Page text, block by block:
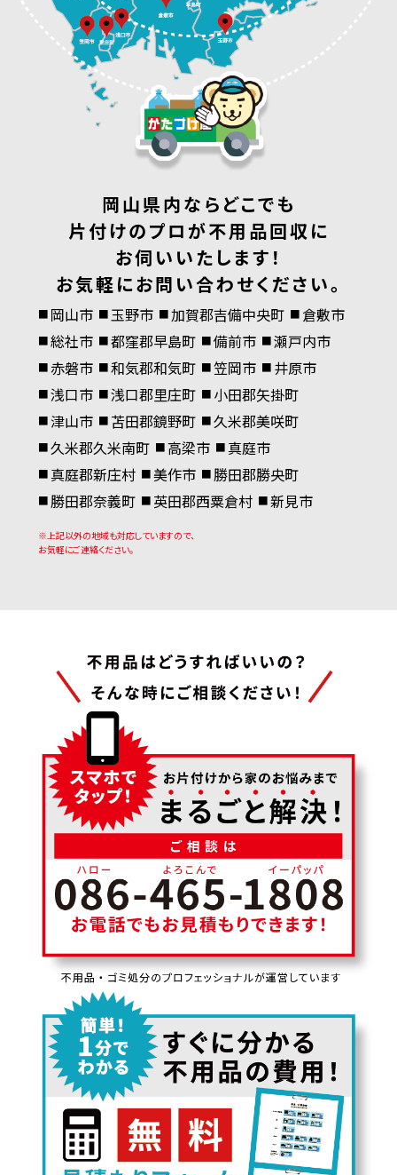
岡山県内ならどこでも
片付けのプロが不用品回収に
お伺いいたします！
お気軽にお問い合わせください。
岡⼭市 ⽟野市 加賀郡吉備中央町
倉敷市
総社市
都窪郡早島町 備前市
瀬⼾内市
⾚磐市
和気郡和気町 笠岡市
井原市
浅⼝市
浅⼝郡⾥庄町
⼩⽥郡⽮掛町
津⼭市
苫⽥郡鏡野町
久⽶郡美咲町
久⽶郡久⽶南町
⾼梁市
真庭市
真庭郡新庄村
美作市
勝⽥郡勝央町
勝⽥郡奈義町
英⽥郡⻄粟倉村 新⾒市
※上記以外の地域も対応していますので、
お気軽にご連絡ください。